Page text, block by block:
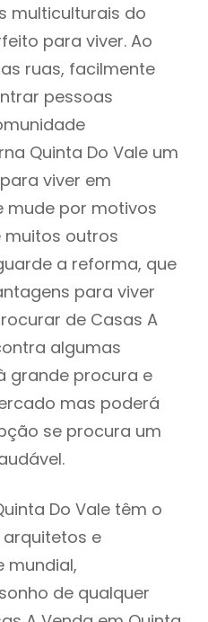
multiculturais do
para viver. Ao
ruas, facilmente
pessoas
Quinta Do Vale um
viver em
mude por motivos
muitos outros
a reforma, que
para viver
de Casas A
algumas
grande procura e
mas poderá
se procura um
Do Vale têm o
e
mundial,
de qualquer